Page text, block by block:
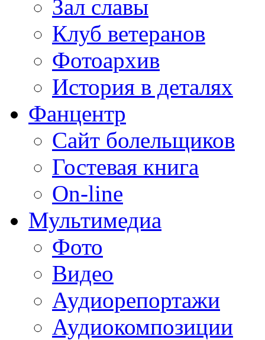
Зал славы
Клуб ветеранов
Фотоархив
История в деталях
Фанцентр
Сайт болельщиков
Гостевая книга
On-line
Мультимедиа
Фото
Видео
Аудиорепортажи
Аудиокомпозиции